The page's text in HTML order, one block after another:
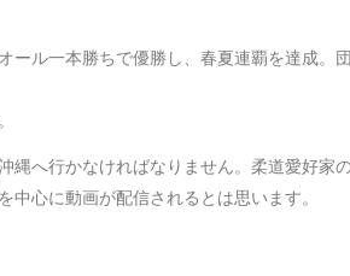
ル一本勝ちで優勝し、春夏連覇を達成。
縄へ行かなければなりません。柔道愛好家
心に動画が配信されるとは思います。